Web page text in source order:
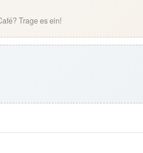
Trage es ein!